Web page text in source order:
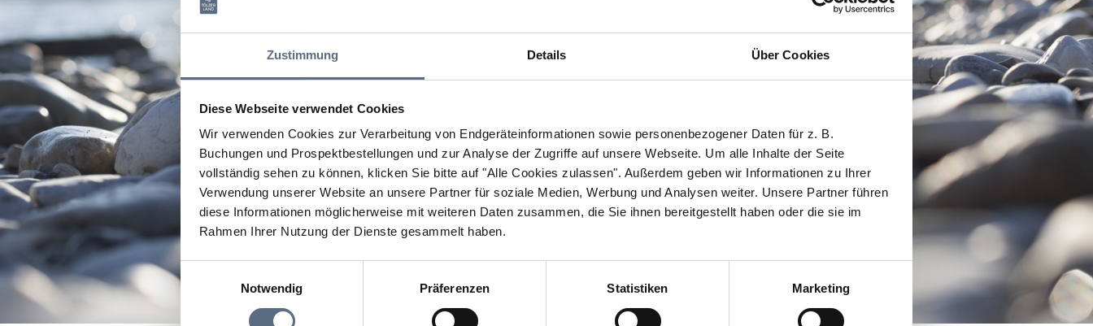
Zustimmung Details Über Cookies
Diese Webseite verwendet Cookies
Wir verwenden Cookies zur Verarbeitung von Endgeräteinformationen sowie personenbezogener Daten für z. B.
Buchungen und Prospektbestellungen und zur Analyse der Zugriffe auf unsere Webseite. Um alle Inhalte der Seite
vollständig sehen zu können, klicken Sie bitte auf "Alle Cookies zulassen". Außerdem geben wir Informationen zu Ihrer
Verwendung unserer Website an unsere Partner für soziale Medien, Werbung und Analysen weiter. Unsere Partner führen
diese Informationen möglicherweise mit weiteren Daten zusammen, die Sie ihnen bereitgestellt haben oder die sie im
Rahmen Ihrer Nutzung der Dienste gesammelt haben.
Einwilligungsauswahl
Notwendig
Präferenzen Statistiken Marketing